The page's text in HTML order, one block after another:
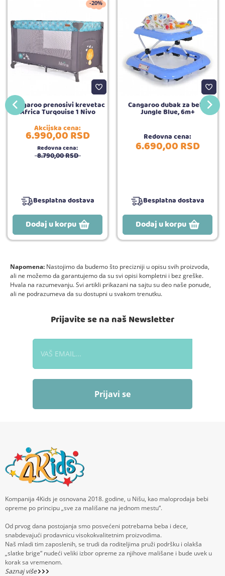
-20%
Cangaroo prenosivi krevetac
Africa Turqouise 1 Nivo
Akcijska cena:
6.990,00RSD
Redovna cena:
8.790,00RSD
Besplatna dostava
Dodaj u korpu
Cangaroo dubak za bebe
Jungle Blue, 6m+
Redovna cena:
6.690,00RSD
Besplatna dostava
Dodaj u korpu
Napomena: Nastojimo da budemo što precizniji u opisu svih proizvoda,
ali ne možemo da garantujemo da su svi opisi kompletni i bez greške.
Hvala na razumevanju. Svi artikli prikazani na sajtu su deo naše ponude,
ali ne podrazumeva da su dostupni u svakom trenutku.
Prijavite se na naš Newsletter
Prijavi se
Kompanija 4Kids je osnovana 2018. godine, u Nišu, kao maloprodaja bebi
opreme po principu „sve za mališane na jednom mestu“.
Od prvog dana postojanja smo posvećeni potrebama beba i dece,
snabdevajući prodavnicu visokokvalitetnim proizvodima.
Naš mladi tim zaposlenih, se trudi da roditeljima pruži podršku i olakša
„slatke brige“ nudeći veliki izbor opreme za njihove mališane i bude uvek u
korak sa vremenom.
Saznaj više